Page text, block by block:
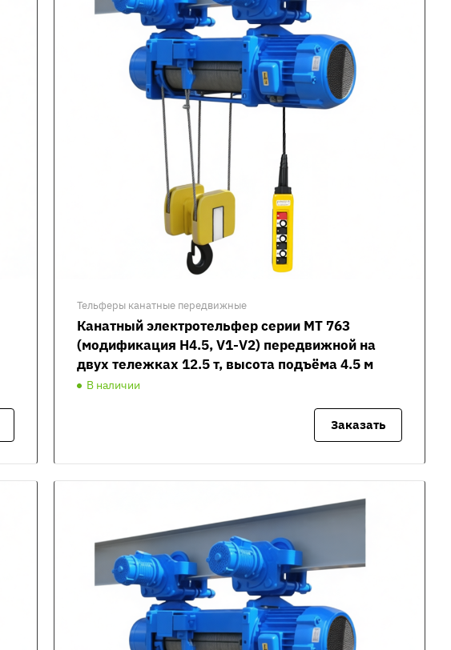
Тельферы канатные передвижные
Канатный электротельфер серии MT 763
(модификация H4.5, V1-V2) передвижной на
двух тележках 12.5 т, высота подъёма 4.5 м
В наличии
Заказать